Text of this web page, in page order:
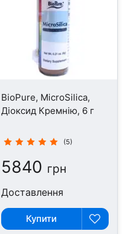
BioPure, MicroSilica,
Діоксид Кремнію, 6 г
(5)
5840 грн
Доставлення
Купити